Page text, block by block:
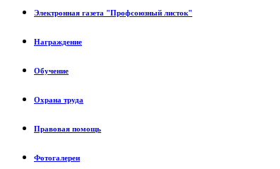
Электронная газета "Профсоюзный листок"
Награждение
Обучение
Охрана труда
Правовая помощь
Фотогалереи